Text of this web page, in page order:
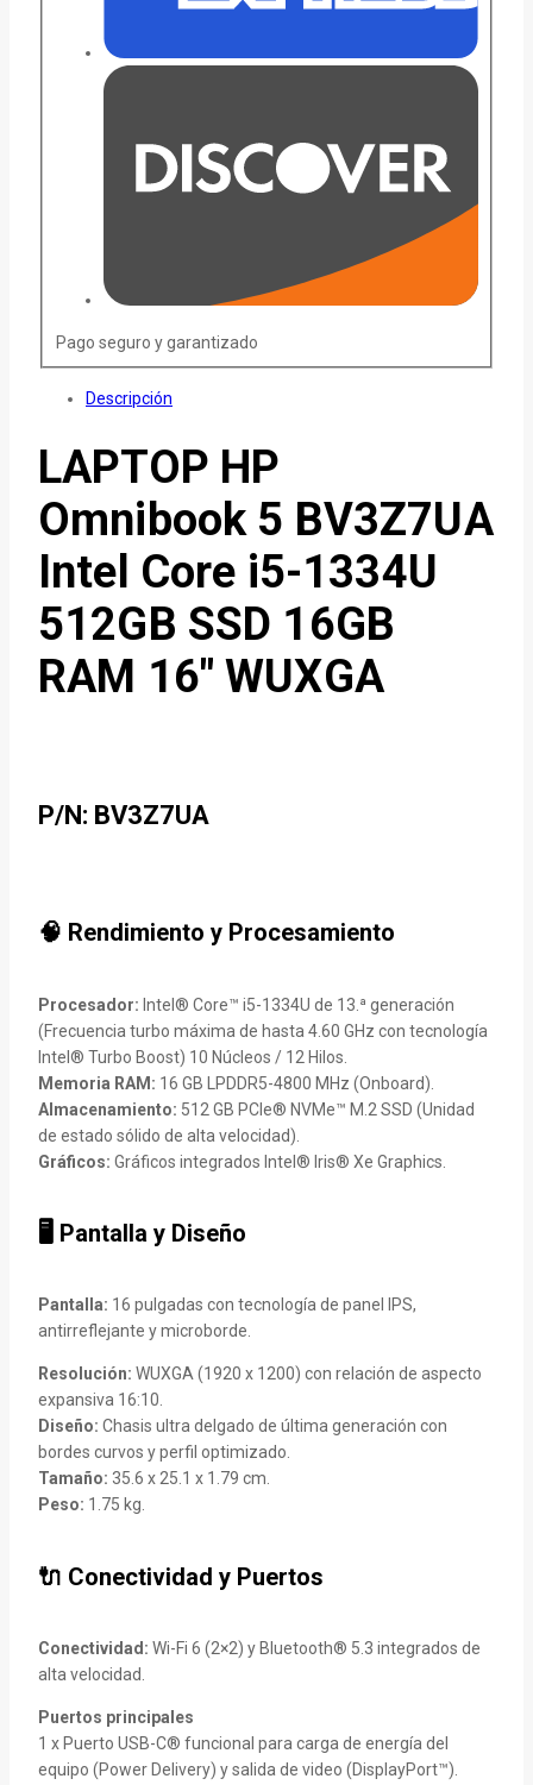
Pago seguro y garantizado
Descripción
LAPTOP HP
Omnibook 5 BV3Z7UA
Intel Core i5-1334U
512GB SSD 16GB
RAM 16″ WUXGA
P/N: BV3Z7UA
🧠 Rendimiento y Procesamiento
Procesador: Intel® Core™ i5-1334U de 13.ª generación
(Frecuencia turbo máxima de hasta 4.60 GHz con tecnología
Intel® Turbo Boost) 10 Núcleos / 12 Hilos.
Memoria RAM: 16 GB LPDDR5-4800 MHz (Onboard).
Almacenamiento: 512 GB PCIe® NVMe™ M.2 SSD (Unidad
de estado sólido de alta velocidad).
Gráficos: Gráficos integrados Intel® Iris® Xe Graphics.
🖥️ Pantalla y Diseño
Pantalla: 16 pulgadas con tecnología de panel IPS,
antirreflejante y microborde.
Resolución: WUXGA (1920 x 1200) con relación de aspecto
expansiva 16:10.
Diseño: Chasis ultra delgado de última generación con
bordes curvos y perfil optimizado.
Tamaño: 35.6 x 25.1 x 1.79 cm.
Peso: 1.75 kg.
🔌 Conectividad y Puertos
Conectividad: Wi-Fi 6 (2×2) y Bluetooth® 5.3 integrados de
alta velocidad.
Puertos principales
1 x Puerto USB-C® funcional para carga de energía del
equipo (Power Delivery) y salida de video (DisplayPort™).